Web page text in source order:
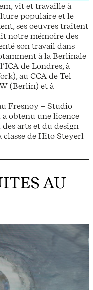
vit et travaille à
populaire et le
ses oeuvres traitent
notre mémoire des
son travail dans
à la Berlinale
de Londres, à
au CCA de Tel
(Berlin) et à
Fresnoy – Studio
obtenu une licence
des arts et du design
classe de Hito Steyerl
AU